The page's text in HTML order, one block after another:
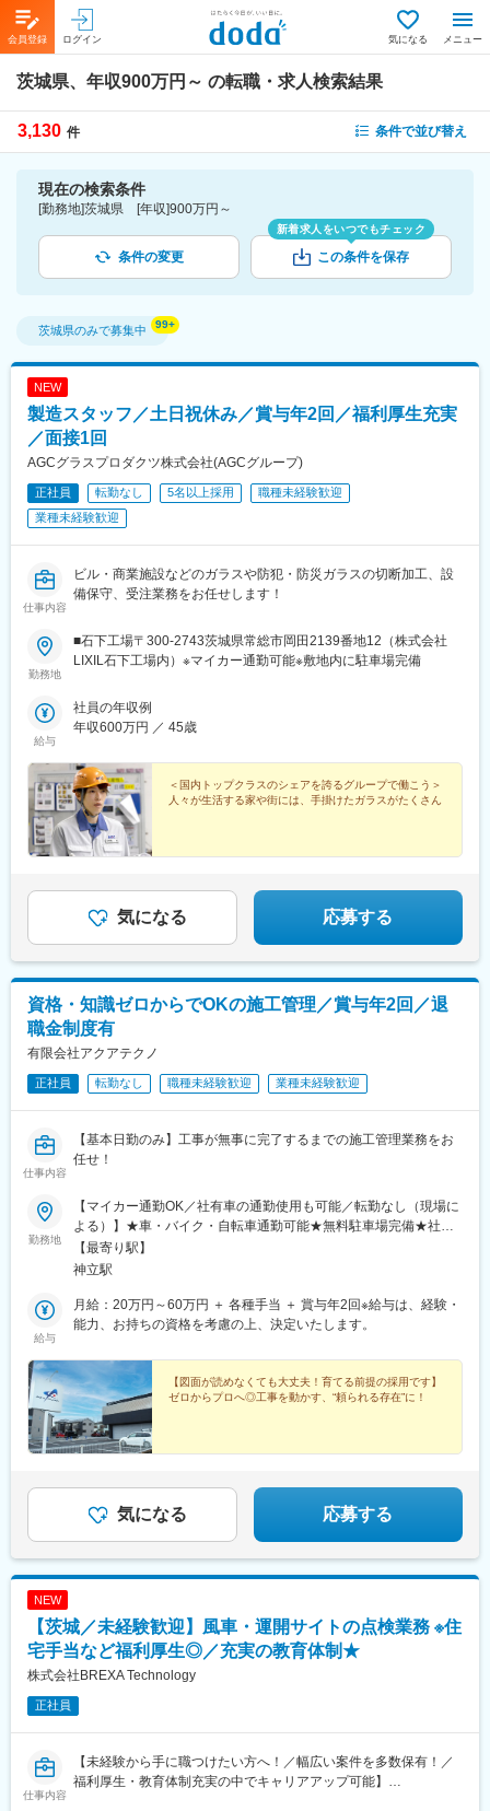
会員登録 ログイン 気になる メニュー
茨城県、年収900万円～ の転職・求人検索結果
3,130 件 条件で並び替え
現在の検索条件
[勤務地]茨城県 [年収]900万円～
条件の変更
新着求人をいつでもチェック
この条件を保存
茨城県のみで募集中
NEW
製造スタッフ／土日祝休み／賞与年2回／福利厚生充実
／面接1回
AGCグラスプロダクツ株式会社(AGCグループ)
正社員 転勤なし 5名以上採用
職種未経験歓迎
業種未経験歓迎
仕事内容
ビル・商業施設などのガラスや防犯・防災ガラスの切断加工、設
備保守、受注業務をお任せします！
勤務地
■石下工場〒300-2743茨城県常総市岡田2139番地12（株式会社
LIXIL石下工場内）※マイカー通勤可能※敷地内に駐車場完備
給与
社員の年収例
年収600万円 ／ 45歳
＜国内トップクラスのシェアを誇るグループで働こう＞
人々が生活する家や街には、手掛けたガラスがたくさん
気になる 応募する
資格・知識ゼロからでOKの施工管理／賞与年2回／退
職金制度有
有限会社アクアテクノ
正社員 転勤なし 職種未経験歓迎 業種未経験歓迎
仕事内容
【基本日勤のみ】工事が無事に完了するまでの施工管理業務をお
任せ！
勤務地
【マイカー通勤OK／社有車の通勤使用も可能／転勤なし（現場に
よる）】★車・バイク・自転車通勤可能★無料駐車場完備★社有
車貸与あり／通勤に使用してOK！茨城県土浦市神立中央5-8-3＜
アクセス ＞・JR常磐線「神立駅」より車で3分※受動喫煙対策：敷
【最寄り駅】
神立駅
給与
月給：20万円～60万円 ＋ 各種手当 ＋ 賞与年2回※給与は、経験・
能力、お持ちの資格を考慮の上、決定いたします。
【図面が読めなくても大丈夫！育てる前提の採用です】
ゼロからプロへ◎工事を動かす、“頼られる存在”に！
気になる 応募する
NEW
【茨城／未経験歓迎】風車・運開サイトの点検業務 ※住
宅手当など福利厚生◎／充実の教育体制★
株式会社BREXA Technology
正社員
仕事内容
【未経験から手に職つけたい方へ！／幅広い案件を多数保有！／
福利厚生・教育体制充実の中でキャリアアップ可能】